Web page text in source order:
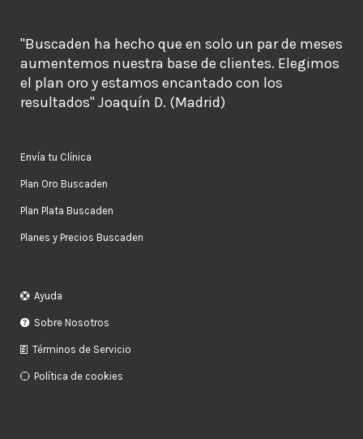
"Buscaden ha hecho que en solo un par de meses
aumentemos nuestra base de clientes. Elegimos
el plan oro y estamos encantado con los
resultados" Joaquín D. (Madrid)
Envía tu Clínica
Plan Oro Buscaden
Plan Plata Buscaden
Planes y Precios Buscaden
Ayuda
Sobre Nosotros
Términos de Servicio
Política de cookies